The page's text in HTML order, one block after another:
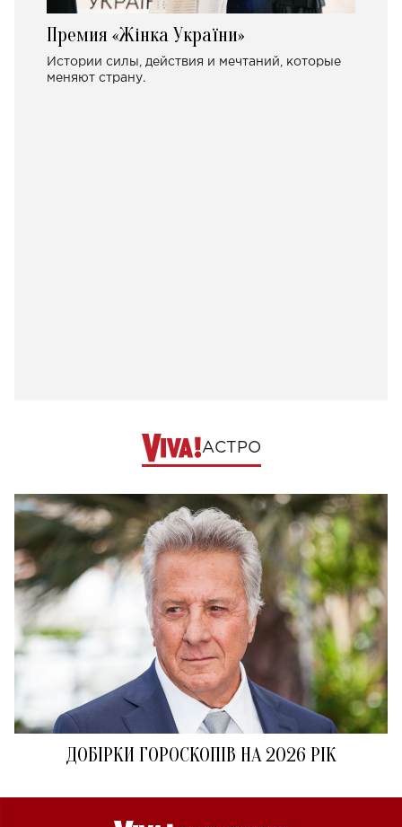
Премия «Жінка України»
Истории силы, действия и мечтаний, которые
меняют страну.
АСТРО
ДОБІРКИ ГОРОСКОПІВ НА 2026 РІК